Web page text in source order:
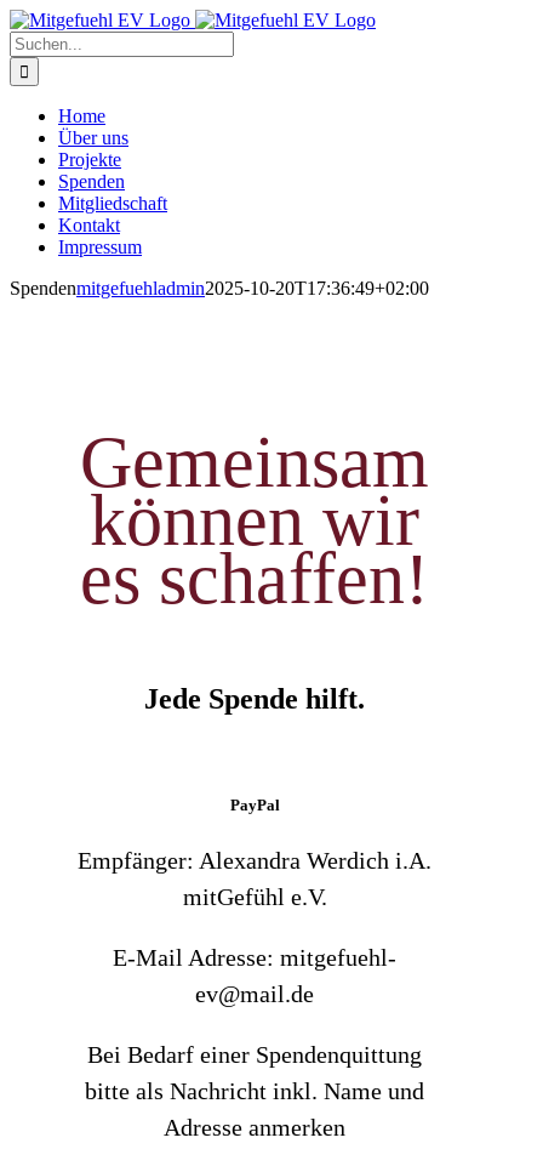
Zum
Inhalt
springen
Suche
nach:
Home
Über uns
Projekte
Spenden
Mitgliedschaft
Kontakt
Impressum
Spendenmitgefuehladmin2025-10-20T17:36:49+02:00
Gemeinsam
können wir
es schaffen!
Jede Spende hilft.
PayPal
Empfänger: Alexandra Werdich i.A.
mitGefühl e.V.
E-Mail Adresse: mitgefuehl-
ev@mail.de
Bei Bedarf einer Spendenquittung
bitte als Nachricht inkl. Name und
Adresse anmerken